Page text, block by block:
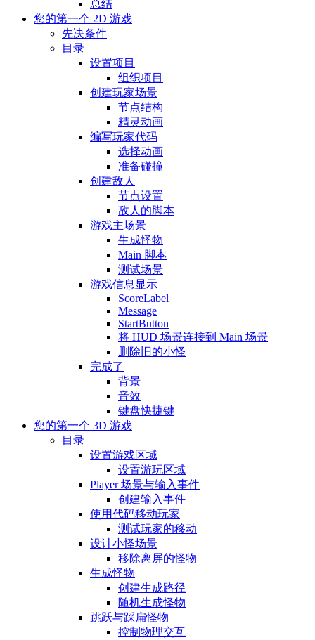
总结
您的第一个 2D 游戏
先决条件
目录
设置项目
组织项目
创建玩家场景
节点结构
精灵动画
编写玩家代码
选择动画
准备碰撞
创建敌人
节点设置
敌人的脚本
游戏主场景
生成怪物
Main 脚本
测试场景
游戏信息显示
ScoreLabel
Message
StartButton
将 HUD 场景连接到 Main 场景
删除旧的小怪
完成了
背景
音效
键盘快捷键
您的第一个 3D 游戏
目录
设置游戏区域
设置游玩区域
Player 场景与输入事件
创建输入事件
使用代码移动玩家
测试玩家的移动
设计小怪场景
移除离屏的怪物
生成怪物
创建生成路径
随机生成怪物
跳跃与踩扁怪物
控制物理交互